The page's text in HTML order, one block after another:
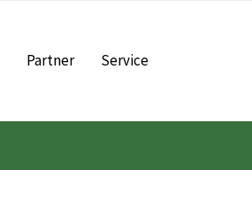
Partner Service